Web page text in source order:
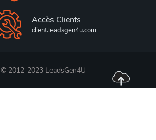
Accès Clients
client.leadsgen4u.com
© 2012-2023 LeadsGen4U